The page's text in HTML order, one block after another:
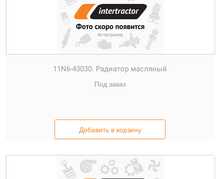
11N6-43030: Радиатор масляный
Под заказ
Добавить в корзину